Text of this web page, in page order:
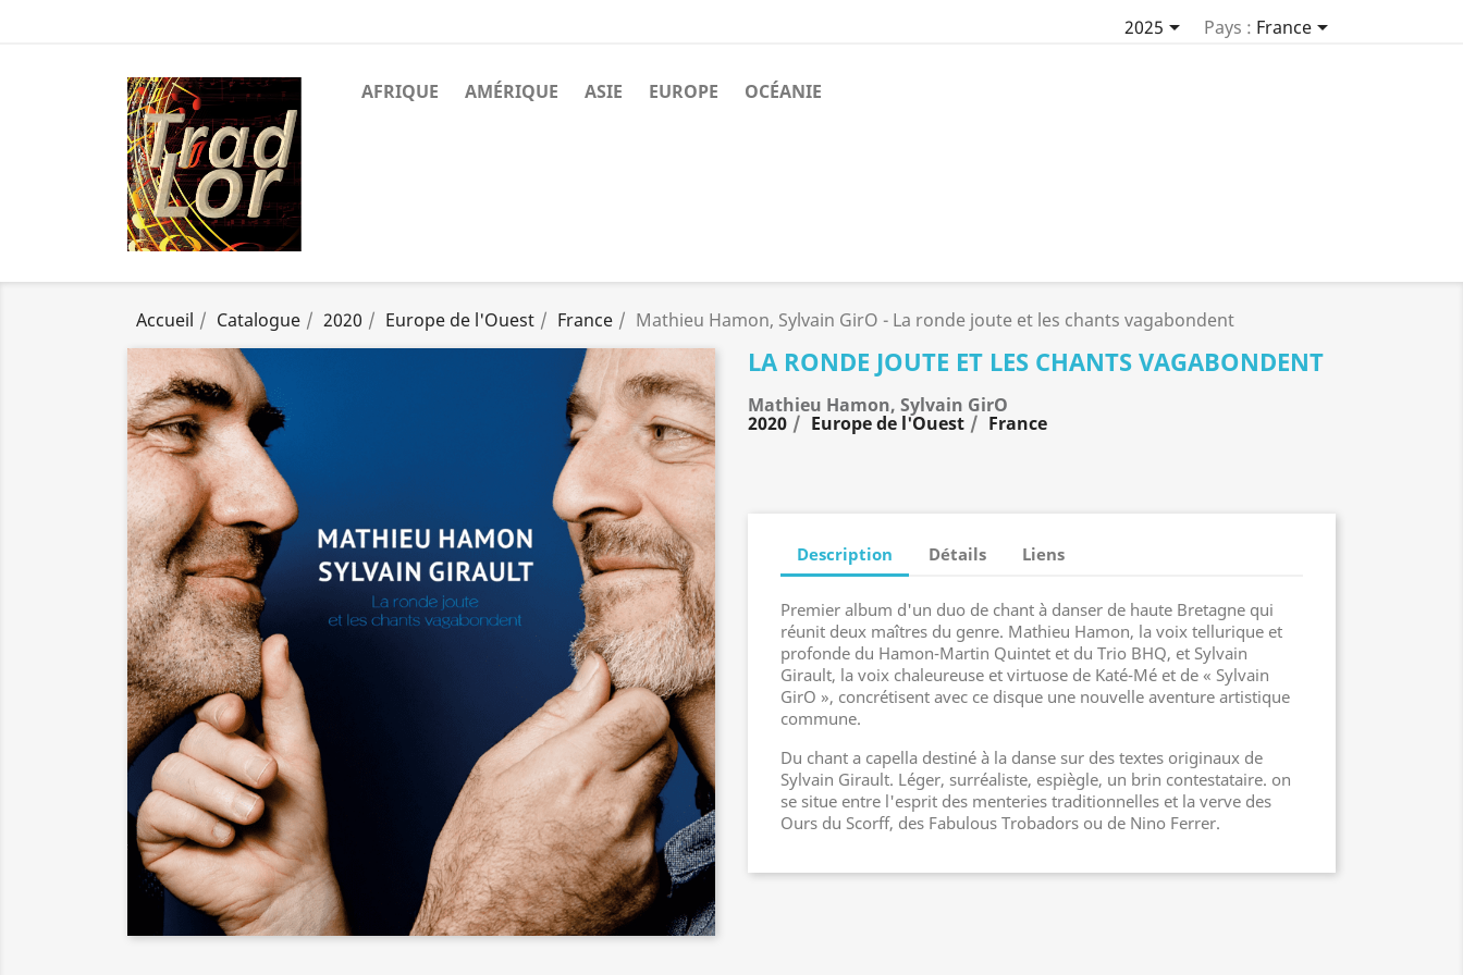
2025 Pays : France
AFRIQUE AMÉRIQUE ASIE EUROPE OCÉANIE
Accueil Catalogue 2020 Europe de l'Ouest France Mathieu Hamon, Sylvain GirO - La ronde joute et les chants vagabondent
LA RONDE JOUTE ET LES CHANTS VAGABONDENT
Mathieu Hamon, Sylvain GirO
2020 Europe de l'Ouest France
Description Détails Liens
Premier album d'un duo de chant à danser de haute Bretagne qui
réunit deux maîtres du genre. Mathieu Hamon, la voix tellurique et
profonde du Hamon-Martin Quintet et du Trio BHQ, et Sylvain
Girault, la voix chaleureuse et virtuose de Katé-Mé et de « Sylvain
GirO », concrétisent avec ce disque une nouvelle aventure artistique
commune.
Du chant a capella destiné à la danse sur des textes originaux de
Sylvain Girault. Léger, surréaliste, espiègle, un brin contestataire. on
se situe entre l'esprit des menteries traditionnelles et la verve des
Ours du Scorff, des Fabulous Trobadors ou de Nino Ferrer.